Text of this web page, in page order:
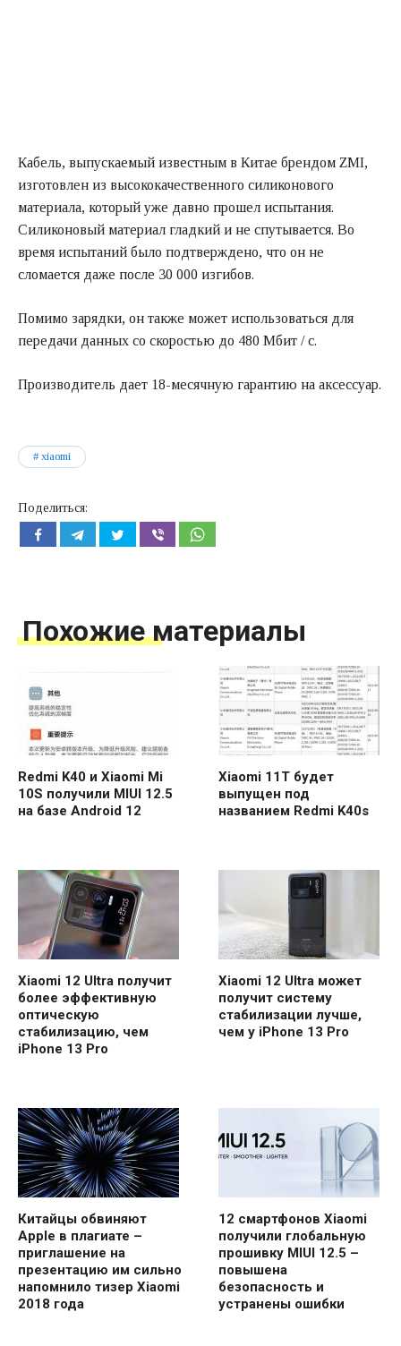
Кабель, выпускаемый известным в Китае брендом ZMI,
изготовлен из высококачественного силиконового
материала, который уже давно прошел испытания.
Силиконовый материал гладкий и не спутывается. Во
время испытаний было подтверждено, что он не
сломается даже после 30 000 изгибов.
Помимо зарядки, он также может использоваться для
передачи данных со скоростью до 480 Мбит / с.
Производитель дает 18-месячную гарантию на аксессуар.
xiaomi
Поделиться:
Похожие материалы
Redmi K40 и Xiaomi Mi
10S получили MIUI 12.5
на базе Android 12
Xiaomi 11T будет
выпущен под
названием Redmi K40s
Xiaomi 12 Ultra получит
более эффективную
оптическую
стабилизацию, чем
iPhone 13 Pro
Xiaomi 12 Ultra может
получит систему
стабилизации лучше,
чем у iPhone 13 Pro
Китайцы обвиняют
Apple в плагиате –
приглашение на
презентацию им сильно
напомнило тизер Xiaomi
2018 года
12 смартфонов Xiaomi
получили глобальную
прошивку MIUI 12.5 –
повышена
безопасность и
устранены ошибки